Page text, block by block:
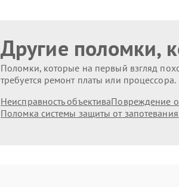
Другие поломки,
Поломки, которые на первый взгляд
требуется ремонт платы или процессора.
Неисправность объективаПовреждение
Поломка системы защиты от запотевания